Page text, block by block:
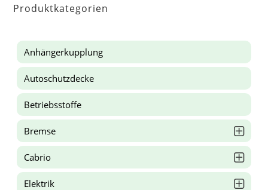
Produktkategorien
Anhängerkupplung
Autoschutzdecke
Betriebsstoffe
Bremse
Cabrio
Elektrik